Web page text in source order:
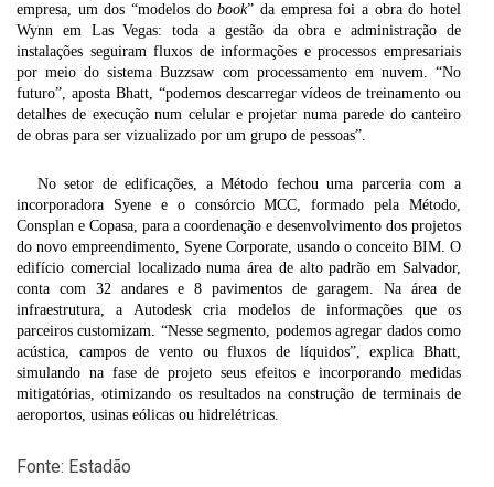
empresa, um dos “modelos dobook” da empresa foi a obra do hotel
Wynn em Las Vegas: toda a gestão da obra e administração de
instalações seguiram fluxos de informações e processos empresariais
por meio do sistema Buzzsaw com processamento em nuvem. “No
futuro”, aposta Bhatt, “podemos descarregar vídeos de treinamento ou
detalhes de execução num celular e projetar numa parede do canteiro
de obras para ser vizualizado por um grupo de pessoas”.
No setor de edificações, a Método fechou uma parceria com a
incorporadora Syene e o consórcio MCC, formado pela Método,
Consplan e Copasa, para a coordenação e desenvolvimento dos projetos
do novo empreendimento, Syene Corporate, usando o conceito BIM. O
edifício comercial localizado numa área de alto padrão em Salvador,
conta com 32 andares e 8 pavimentos de garagem. Na área de
infraestrutura, a Autodesk cria modelos de informações que os
parceiros customizam. “Nesse segmento, podemos agregar dados como
acústica, campos de vento ou fluxos de líquidos”, explica Bhatt,
simulando na fase de projeto seus efeitos e incorporando medidas
mitigatórias, otimizando os resultados na construção de terminais de
aeroportos, usinas eólicas ou hidrelétricas.
Fonte: Estadão